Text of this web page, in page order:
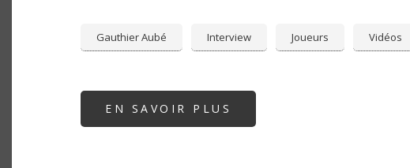
Gauthier Aubé Interview Joueurs Vidéos
EN SAVOIR PLUS
GAUTHIER